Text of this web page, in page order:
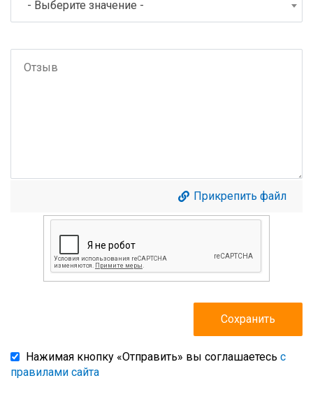
- Выберите значение -
Прикрепить файл
Нажимая кнопку «Отправить» вы соглашаетесь с
правилами сайта